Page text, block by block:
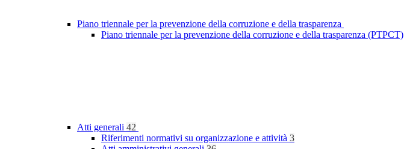
Piano triennale per la prevenzione della corruzione e della trasparenza
Piano triennale per la prevenzione della corruzione e della trasparenza (PTPCT)
Atti generali 42
Riferimenti normativi su organizzazione e attività 3